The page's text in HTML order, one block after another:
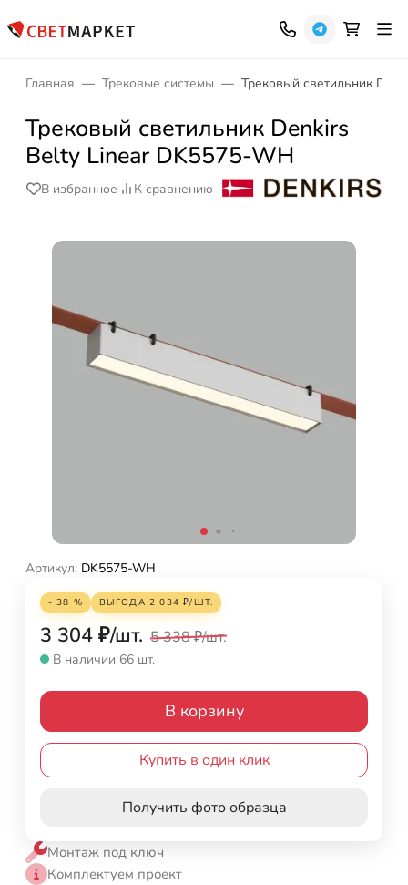
Главная Трековые системы Трековый светильник
Трековый светильник Denkirs
Belty Linear DK5575-WH
В избранное К сравнению
Артикул: DK5575-WH
- 38 % ВЫГОДА 2 034 ₽/ШТ.
3 304 ₽/шт. 5 338₽/шт.
В наличии 66 шт.
В корзину
Купить в один клик
Получить фото образца
Монтаж под ключ
Комплектуем проект